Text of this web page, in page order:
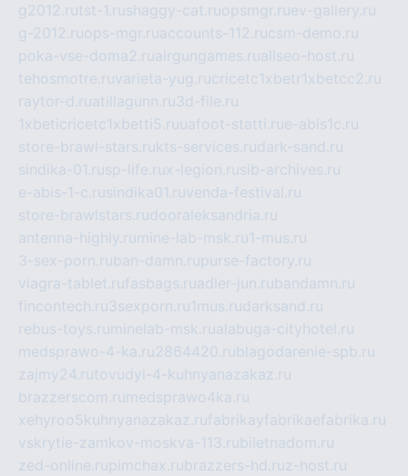
g2012.rutst-1.rushaggy-cat.ruopsmgr.ruev-gallery.ru
g-2012.ruops-mgr.ruaccounts-112.rucsm-demo.ru
poka-vse-doma2.ruairgungames.ruallseo-host.ru
tehosmotre.ruvarieta-yug.rucricetc1xbetr1xbetcc2.ru
raytor-d.ruatillagunn.ru3d-file.ru
1xbeticricetc1xbetti5.ruuafoot-statti.rue-abis1c.ru
store-brawl-stars.rukts-services.rudark-sand.ru
sindika-01.rusp-life.rux-legion.rusib-archives.ru
e-abis-1-c.rusindika01.ruvenda-festival.ru
store-brawlstars.rudooraleksandria.ru
antenna-highly.ru mine-lab-msk.ru1-mus.ru
3-sex-porn.ruban-damn.rupurse-factory.ru
viagra-tablet.rufasbags.ruadler-jun.rubandamn.ru
fincontech.ru3sexporn.ru1mus.rudarksand.ru
rebus-toys.ru minelab-msk.rualabuga-cityhotel.ru
medsprawo-4-ka.ru2864420.rublagodarenie-spb.ru
zajmy24.rutovudyi-4-kuhnyanazakaz.ru
brazzerscom.ru medsprawo4ka.ru
xehyroo5kuhnyanazakaz.rufabrikayfabrikaefabrika.ru
vskrytie-zamkov-moskva-113.rubiletnadom.ru
zed-online.rupimchax.rubrazzers-hd.ruz-host.ru